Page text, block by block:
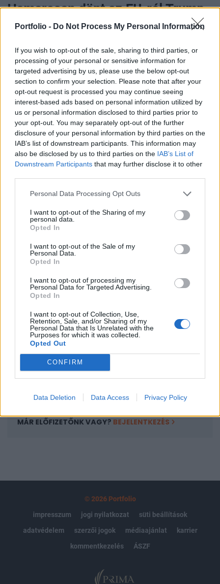
Portfolio - Do Not Process My Personal Information
If you wish to opt-out of the sale, sharing to third parties, or
processing of your personal or sensitive information for
targeted advertising by us, please use the below opt-out
section to confirm your selection. Please note that after your
opt-out request is processed you may continue seeing
interest-based ads based on personal information utilized by
us or personal information disclosed to third parties prior to
your opt-out. You may separately opt-out of the further
disclosure of your personal information by third parties on the
IAB’s list of downstream participants. This information may
also be disclosed by us to third parties on the IAB’s List of
Downstream Participants that may further disclose it to other
Personal Data Processing Opt Outs
I want to opt-out of the Sharing of my
personal data.
Opted In
I want to opt-out of the Sale of my
Personal Data.
Opted In
I want to opt-out of processing my
Personal Data for Targeted Advertising.
Opted In
I want to opt-out of Collection, Use,
Retention, Sale, and/or Sharing of my
Personal Data that Is Unrelated with the
Purposes for which it was collected.
Opted Out
CONFIRM
Data Deletion Data Access Privacy Policy
Hamarosan dönt az EU-ról Trump -
Esnek a tőzsdék
Portfolio
2025. július 11. 22:03
Többnyire estek ma reggel az ázsiai tőzsdék, és
Európa is lefelé vette az irányt, csakúgy mint
Amerika. Ma nem várható fontos gazdasági adat,
a piaci szereplők Donald Trump potenciális
vámbejelentéseire figyelhetnek: az elnök órákon
belül bejelentheti az Európai Unióra augusztus 1-
től kivetendő vámkulcsot.
vezető indexek eséssel zártak. A Dow 0,6%-kal, az S&P 500
0,3%-kal, míg a Nasdaq 0,2%-kal gyengült. baha us 500
árfolyamának alakulása Forrás: Portfolio-Teletrader Kft.
Részvénykereskedés, hosszabb...
KEDVES OLVASÓNK!
A keresett cikk a portfolio.hu hírarchívumához
tartozik, melynek olvasása előfizetéses
Az előfizetés a következőket tartalmazza:
Portfolio.hu teljes cikkarchívum
Kötéslisták: BÉT elmúlt 2 év napon belüli
kötéslistái
MÁR ELŐFIZETŐNK VAGY? BEJELENTKEZÉS
© 2026 Portfolio
impresszum
jogi nyilatkozat
süti beállítások
adatvédelem
szerzői jogok médiaajánlat
karrier
kommentkezelés
ÁSZF